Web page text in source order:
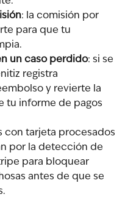
: la comisión por
para que tu
un caso perdido: si se
registra
y revierte la
tu informe de pagos
con tarjeta procesados
por la detección de
para bloquear
antes de que se